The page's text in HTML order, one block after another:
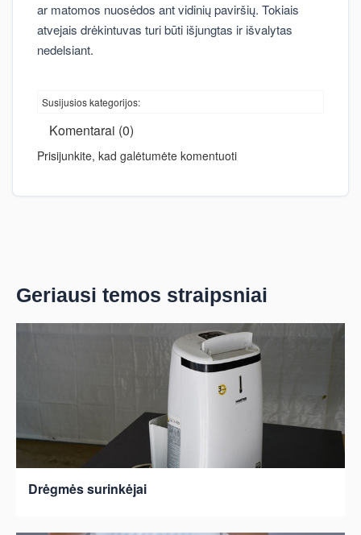
ar matomos nuosėdos ant vidinių paviršių. Tokiais
atvejais drėkintuvas turi būti išjungtas ir išvalytas
nedelsiant.
Susijusios kategorijos:
Komentarai (0)
Prisijunkite, kad galėtumėte komentuoti
Geriausi temos straipsniai
Drėgmės surinkėjai